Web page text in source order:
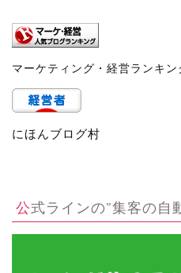
マーケティング・経営ランキン
にほんブログ村
公式ラインの”集客の